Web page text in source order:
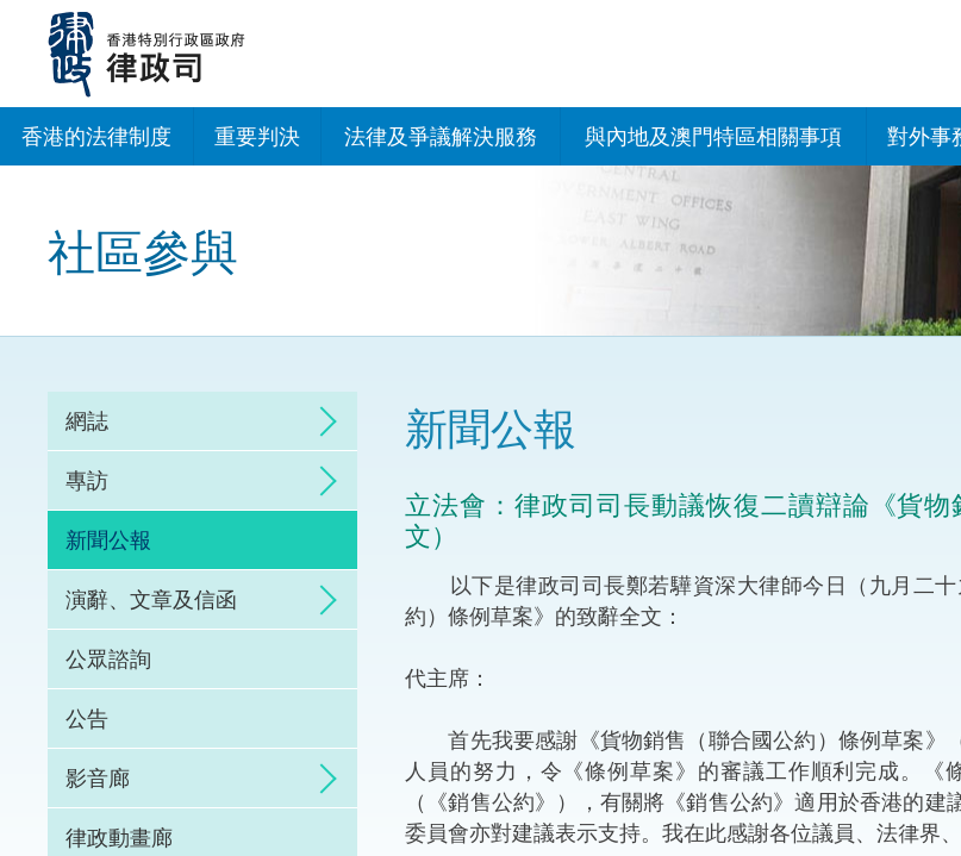
內
香港的法律制度 重要判決 法律及爭議解決服務
訴訟
網上爭議解決及法律科技
體育爭議解決先導計劃
能力建設
法律樞紐
促成交易和爭議解決服務中心
與內地及澳門特區相關事項
與內地的安排
香港與內地相互認可和執行民
商事案件判決的安排
關於建立更緊密經貿關係的安
與澳門特區的安排
粵港澳大灣區
對外事
國際
處或運
多邊協
其他協
社區參與
網誌
專訪
新聞公報
演辭、文章及信函
公眾諮詢
公告
影音廊
律政動畫廊
新聞公報
立法會：律政司司長動議恢復二讀辯論《貨
文）
以下是律政司司長鄭若驊資深大律師今日（九月二十
約）條例草案》的致辭全文：
代主席：
首先我要感謝《貨物銷售（聯合國公約）條例草案》
人員的努力，令《條例草案》的審議工作順利完成。《
（《銷售公約》），有關將《銷售公約》適用於香港的
委員會亦對建議表示支持。我在此感謝各位議員、法律界